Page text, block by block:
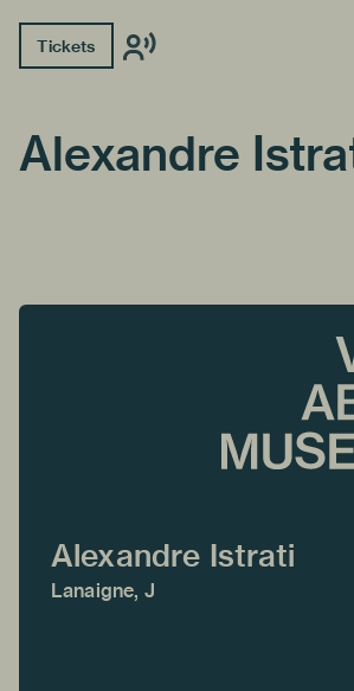
Tickets
Alexandre
Alexandre Istrati
Lanaigne, J